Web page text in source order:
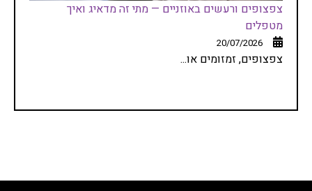
צפצופים ורעשים באוזניים — מתי זה מדאיג ואיך
מטפלים
20/07/2026
צפצופים, זמזומים או...